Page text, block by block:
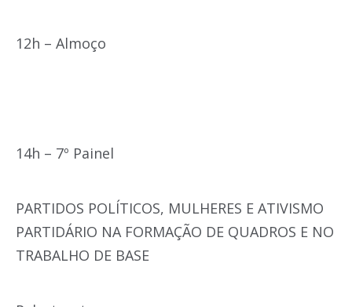
12h – Almoço
14h – 7º Painel
PARTIDOS POLÍTICOS, MULHERES E ATIVISMO
PARTIDÁRIO NA FORMAÇÃO DE QUADROS E NO
TRABALHO DE BASE